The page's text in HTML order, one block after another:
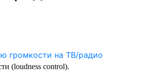
(loudness control).